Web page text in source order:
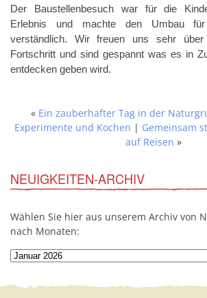
Der Baustellenbesuch war für die
Erlebnis und machte den Umbau
verständlich. Wir freuen uns sehr über
Fortschritt und sind gespannt was es in
entdecken geben wird.
« Ein zauberhafter Tag in der
Experimente und Kochen | Gemeinsam
auf Reisen »
NEUIGKEITEN-ARCHIV
Wählen Sie hier aus unserem Archiv von
nach Monaten: